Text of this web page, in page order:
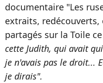
documentaire "Les
extraits,
partagés sur la Toile
cette Judith, qui avait
je n'avais pas le droit...
je dirais".